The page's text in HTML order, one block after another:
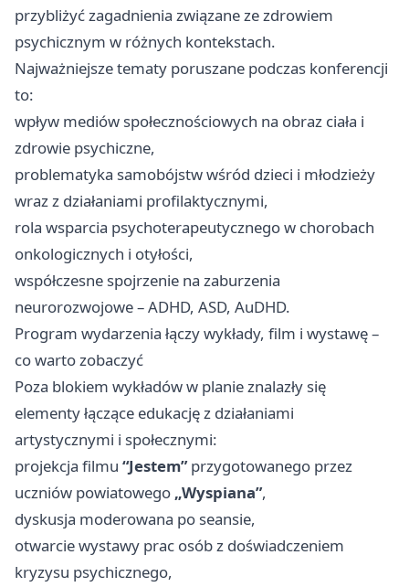
przybliżyć zagadnienia związane ze zdrowiem
psychicznym w różnych kontekstach.
Najważniejsze tematy poruszane podczas konferencji
to:
wpływ mediów społecznościowych na obraz ciała i
zdrowie psychiczne,
problematyka samobójstw wśród dzieci i młodzieży
wraz z działaniami profilaktycznymi,
rola wsparcia psychoterapeutycznego w chorobach
onkologicznych i otyłości,
współczesne spojrzenie na zaburzenia
neurorozwojowe – ADHD, ASD, AuDHD.
Program wydarzenia łączy wykłady, film i wystawę –
co warto zobaczyć
Poza blokiem wykładów w planie znalazły się
elementy łączące edukację z działaniami
artystycznymi i społecznymi:
projekcja filmu “Jestem”przygotowanego przez
uczniów powiatowego „Wyspiana”,
dyskusja moderowana po seansie,
otwarcie wystawy prac osób z doświadczeniem
kryzysu psychicznego,